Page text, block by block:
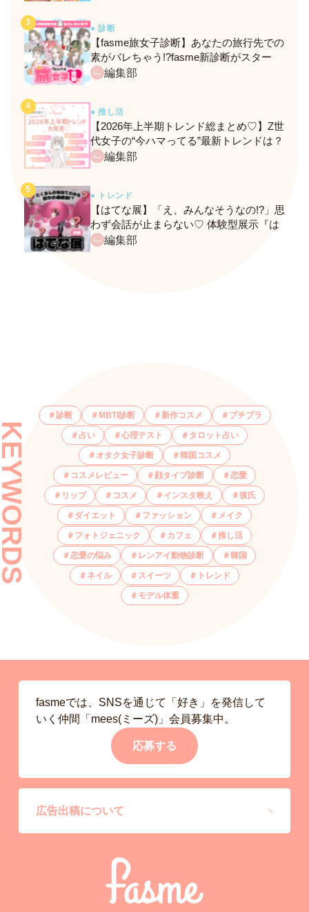
● 診断
【fasme旅女子診断】あなたの旅行先での
素がバレちゃう!?fasme新診断がスター
ト！編集部
● 推し活
【2026年上半期トレンド総まとめ♡】Z世
代女子の“今ハマってる”最新トレンドは？
ネクストバズ予報もチェック♪
編集部
● トレンド
【はてな展】「え、みんなそうなの!?」思
わず会話が止まらない♡ 体験型展示『は
てな展』に行ってきたレポ
編集部
診断 MBTI診断 新作コスメ プチプラ
占い 心理テスト タロット占い
オタク女子診断 韓国コスメ
コスメレビュー 顔タイプ診断 恋愛
リップ コスメ インスタ映え 彼氏
ダイエット ファッション メイク
フォトジェニック カフェ 推し活
恋愛の悩み レンアイ動物診断 韓国
ネイル スイーツ トレンド
モデル体重
fasmeでは、SNSを通じて「好き」を発信して
いく仲間「mees(ミーズ)」会員募集中。
応募する
広告出稿について